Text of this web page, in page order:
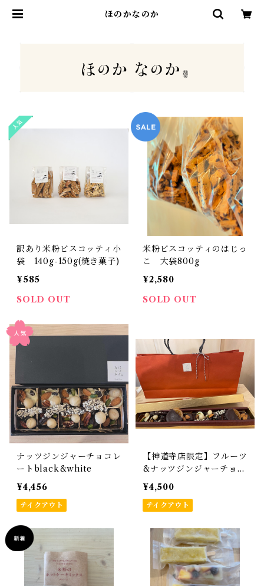
ほのかなのか
訳あり米粉ビスコッティ小
袋 140g-150g(焼き菓子)
¥585
SOLD OUT
米粉ビスコッティのはじっ
こ 大袋800g
¥2,580
SOLD OUT
ナッツジンジャーチョコレ
ートblack&white
¥4,456
テイクアウト
【神道寺店限定】フルーツ
&ナッツジンジャーチョコ
レートチョコレート
¥4,500
テイクアウト